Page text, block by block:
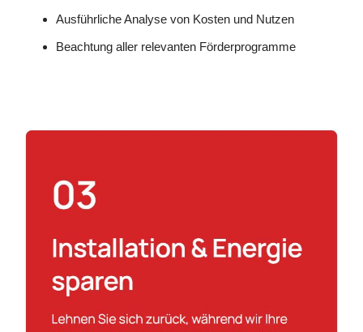
Ausführliche Analyse von Kosten und Nutzen
Beachtung aller relevanten Förderprogramme